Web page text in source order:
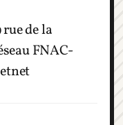
de la
FNAC-